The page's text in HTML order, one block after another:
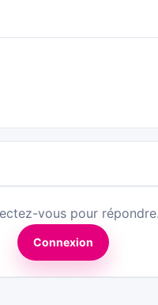
vous pour répondre.
Connexion